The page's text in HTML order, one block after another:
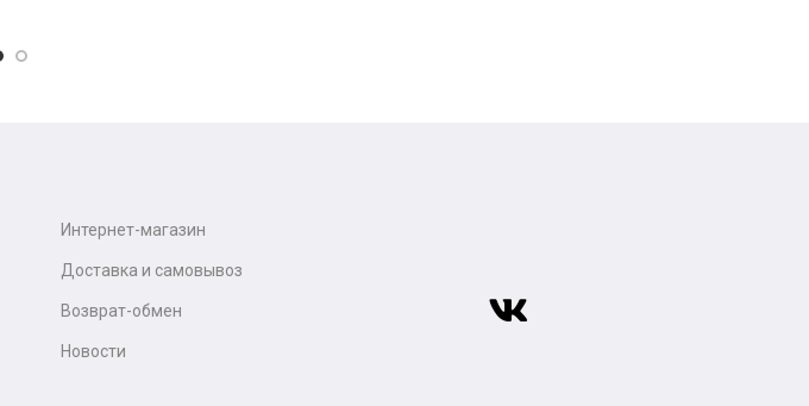
Интернет-магазин
Доставка и самовывоз
Возврат-обмен
Новости